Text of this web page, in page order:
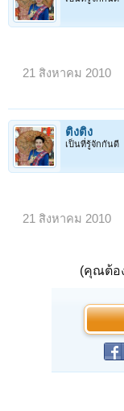
21 สิงหาคม 2010
ติงติง
เป็นที่รู้จักกันดี
21 สิงหาคม 2010
(คุณต้อ